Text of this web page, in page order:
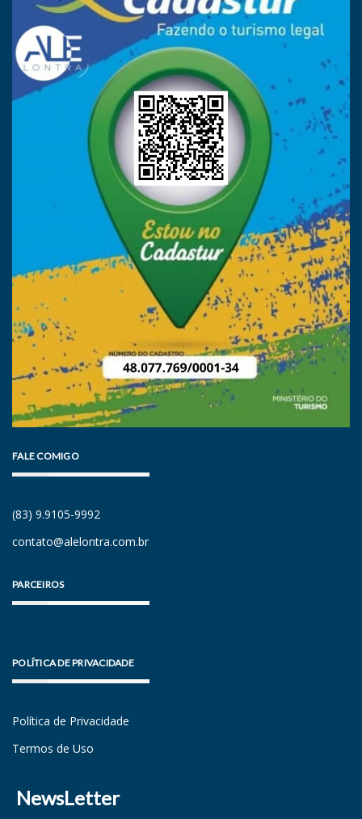
FALE COMIGO
(83) 9.9105-9992
contato@alelontra.com.br
PARCEIROS
POLÍTICA DE PRIVACIDADE
Política de Privacidade
Termos de Uso
NewsLetter